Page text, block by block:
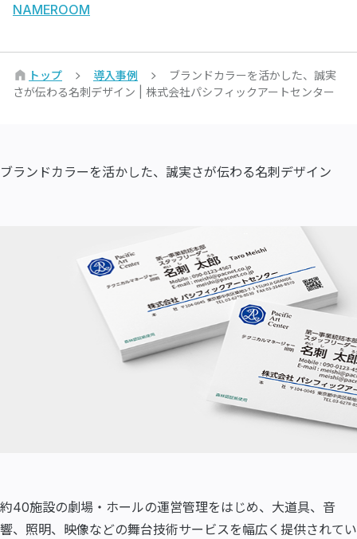
NAMEROOM
トップ 導入事例
ブランドカラーを活かした、誠実
さが伝わる名刺デザイン | 株式会社パシフィックアートセンター
ブランドカラーを活かした、誠実さが伝わる名刺デザイン
約40施設の劇場・ホールの運営管理をはじめ、大道具、音
響、照明、映像などの舞台技術サービスを幅広く提供されてい